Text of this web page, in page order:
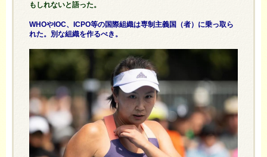
もしれないと語った。
WHOやIOC、ICPO等の国際組織は専制主義国（者）に乗っ取ら
れた。別な組織を作るべき。